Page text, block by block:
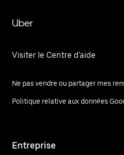
Uber
Visiter le Centre d'aide
Ne pas vendre ou partager mes
Politique relative aux données
Entreprise